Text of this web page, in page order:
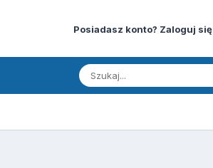
Posiadasz konto? Zaloguj się